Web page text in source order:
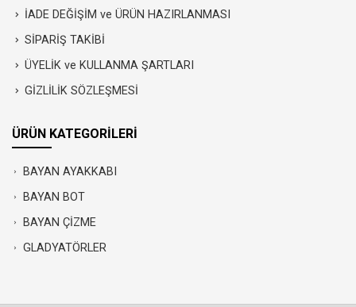
İADE DEĞİŞİM ve ÜRÜN HAZIRLANMASI
SİPARİŞ TAKİBİ
ÜYELİK ve KULLANMA ŞARTLARI
GİZLİLİK SÖZLEŞMESİ
ÜRÜN KATEGORİLERİ
BAYAN AYAKKABI
BAYAN BOT
BAYAN ÇİZME
GLADYATÖRLER